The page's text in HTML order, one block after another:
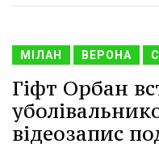
МІЛАН ВЕРОНА
Гіфт Орбан
відеозапис